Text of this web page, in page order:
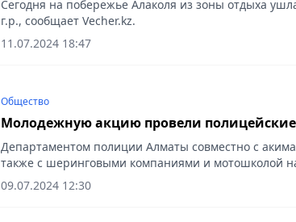
Сегодня на побережье Алаколя из зоны отдыха
г.р., сообщает Vecher.kz.
11.07.2024 18:47
Общество
Молодежную акцию провели
Департаментом полиции Алматы совместно с
также с шеринговыми компаниями и мотошколой
проведена акция “ERKIN QOZGALYS”, сообщает
09.07.2024 12:30